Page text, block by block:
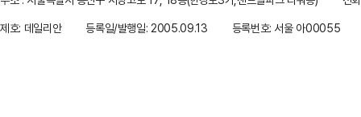
제호: 데일리안
등록일/발행일: 2005.09.13 등록번호: 서울 아00055